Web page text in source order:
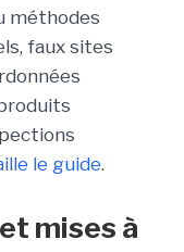
méthodes
faux sites
le guide.
mises à